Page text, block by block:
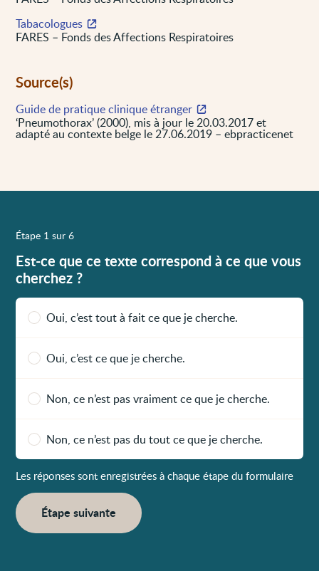
Tabacologues
FARES – Fonds des Affections Respiratoires
Source(s)
Guide de pratique clinique étranger
‘Pneumothorax’ (2000), mis à jour le 20.03.2017 et
adapté au contexte belge le 27.06.2019 – ebpracticenet
Étape 1 sur 6
Est-ce que ce texte correspond à ce que vous
cherchez ?
Oui, c’est tout à fait ce que je cherche.
Oui, c’est ce que je cherche.
Non, ce n’est pas vraiment ce que je cherche.
Non, ce n’est pas du tout ce que je cherche.
Les réponses sont enregistrées à chaque étape du formulaire
Étape suivante